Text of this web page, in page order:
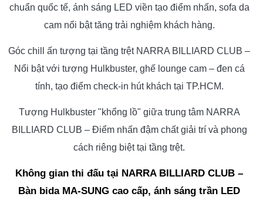
chuẩn quốc tế, ánh sáng LED viền tạo điểm nhấn, sofa da
cam nổi bật tăng trải nghiệm khách hàng.
Góc chill ấn tượng tại tầng trệt NARRA BILLIARD CLUB –
Nổi bật với tượng Hulkbuster, ghế lounge cam – đen cá
tính, tạo điểm check-in hút khách tại TP.HCM.
Tượng Hulkbuster "khổng lồ" giữa trung tâm NARRA
BILLIARD CLUB – Điểm nhấn đậm chất giải trí và phong
cách riêng biệt tại tầng trệt.
Không gian thi đấu tại NARRA BILLIARD CLUB –
Bàn bida MA-SUNG cao cấp, ánh sáng trần LED